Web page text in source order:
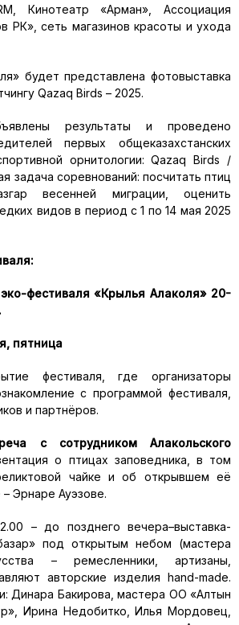
Кинотеатр «Арман», Ассоциация
РК», сеть магазинов красоты и ухода
будет представлена фотовыставка
Qazaq Birds – 2025.
результаты и проведено
первых общеказахстанских
орнитологии: Qazaq Birds /
задача соревнований: посчитать птиц
весенней миграции, оценить
видов в период с 1 по 14 мая 2025
фестиваля «Крылья Алаколя» 20-
пятница
фестиваля, где организаторы
с программой фестиваля,
и партнёров.
с сотрудником Алакольского
о птицах заповедника, в том
чайке и об открывшем её
Эрнаре Ауэзове.
– до позднего вечера–выставка-
под открытым небом (мастера
– ремесленники, артизаны,
авторские изделия hand-made.
Динара Бакирова, мастера ОО «Алтын
Ирина Недобитко, Илья Мордовец,